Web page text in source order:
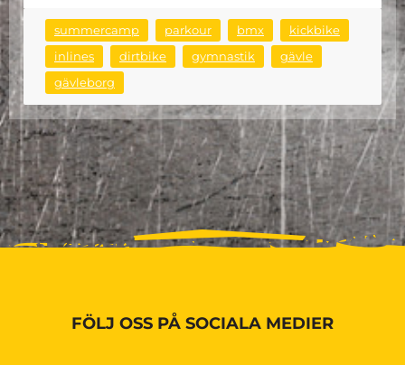
summercamp parkour bmx
kickbike
inlines
dirtbike gymnastik
gävle
gävleborg
FÖLJ OSS PÅ SOCIALA MEDIER